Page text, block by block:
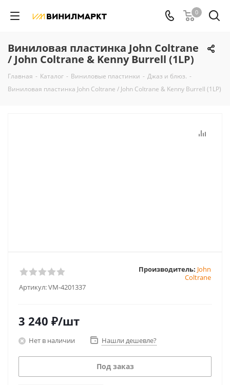
0
Виниловая пластинка John Coltrane
/ John Coltrane & Kenny Burrell (1LP)
Главная - Каталог - Виниловые пластинки - Джаз и блюз. -
Виниловая пластинка John Coltrane / John Coltrane & Kenny Burrell (1LP)
Артикул:VM-4201337
Производитель: John
Coltrane
3 240 ₽/шт
Нет в наличии Нашли дешевле?
Под заказ